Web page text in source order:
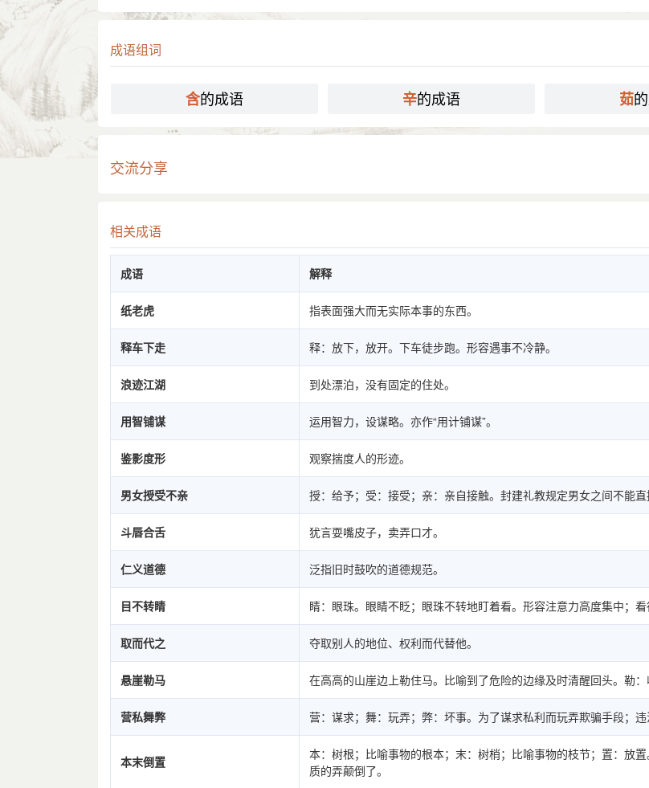
成语组词
含的成语 辛的成语 茹
交流分享
相关成语
成语 解释
纸老虎 指表面强大而无实际本事的东西。
释车下走 释：放下，放开。下车徒步跑。形容遇事不冷静。
浪迹江湖 到处漂泊，没有固定的住处。
用智铺谋 运用智力，设谋略。亦作“用计铺谋”。
鉴影度形 观察揣度人的形迹。
男女授受不亲 授：给予；受：接受；亲：亲自接触。封建礼教规定男女之间不能
斗唇合舌 犹言耍嘴皮子，卖弄口才。
仁义道德 泛指旧时鼓吹的道德规范。
目不转睛 睛：眼珠。眼睛不眨；眼珠不转地盯着看。形容注意力高度集中；看
取而代之 夺取别人的地位、权利而代替他。
悬崖勒马 在高高的山崖边上勒住马。比喻到了危险的边缘及时清醒回头。勒：
营私舞弊 营：谋求；舞：玩弄；弊：坏事。为了谋求私利而玩弄欺骗手段；违
本末倒置
本：树根；比喻事物的根本；末：树梢；比喻事物的枝节；置：放
质的弄颠倒了。